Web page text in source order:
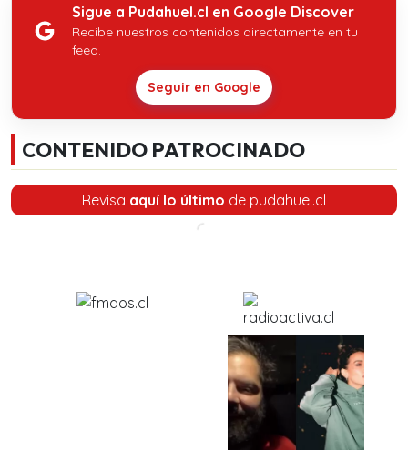
Sigue a Pudahuel.cl en Google Discover
Recibe nuestros contenidos directamente en tu
feed.
Seguir en Google
CONTENIDO PATROCINADO
Revisa aquí lo último de pudahuel.cl